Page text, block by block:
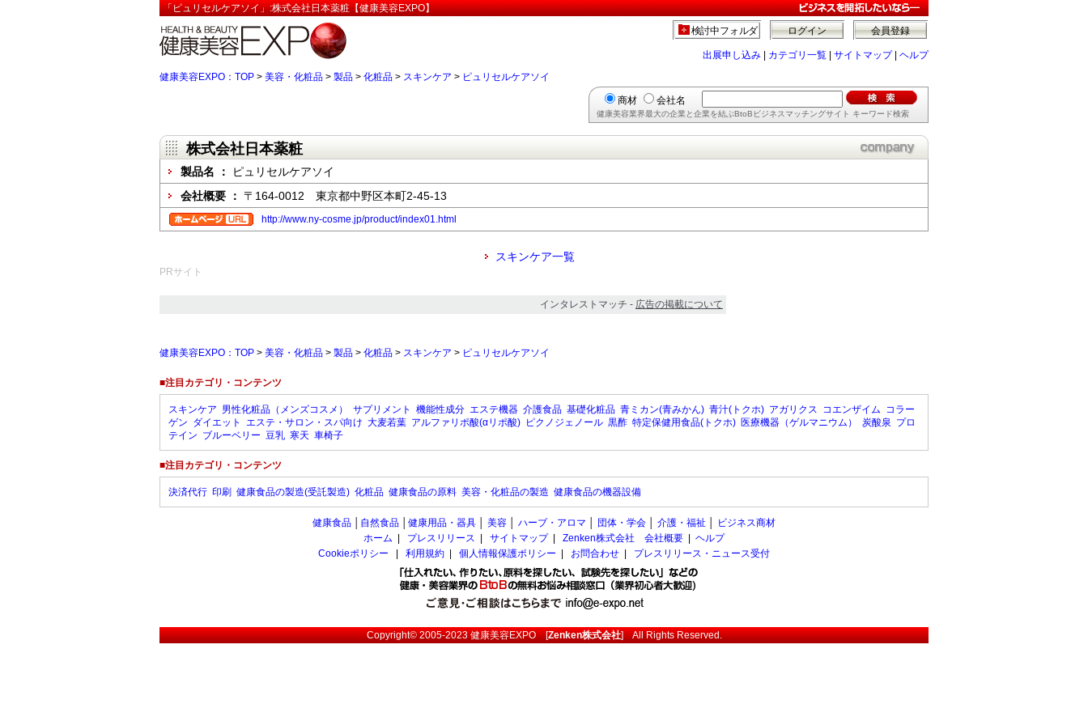
「ピュリセルケアソイ」:株式会社日本薬粧【健康美容EXPO】
会員登録
ログイン
検討中フォルダ
出展申し込み カテゴリ一覧 サイトマップ| ヘルプ
健康美容EXPO：TOP > 美容・化粧品 > 製品 > 化粧品 > スキンケア > ピュリセルケアソイ
商材 会社名
健康美容業界最大の企業と企業を結ぶBtoBビジネスマッチングサイト キーワード検索
株式会社日本薬粧
製品名 ：
ピュリセルケアソイ
会社概要 ： 〒164-0012 東京都中野区本町2-45-13
http://www.ny-cosme.jp/product/index01.html
スキンケア一覧
PRサイト
インタレストマッチ - 広告の掲載について
健康美容EXPO：TOP > 美容・化粧品 > 製品 > 化粧品 > スキンケア > ピュリセルケアソイ
■注目カテゴリ・コンテンツ
スキンケア 男性化粧品（メンズコスメ） サプリメント 機能性成分 エステ機器 介護食品 基礎化粧品 青ミカン(青みかん) 青汁(トクホ) アガリクス コエンザイム コラー
ゲン ダイエット エステ・サロン・スパ向け 大麦若葉 アルファリポ酸(αリポ酸) ピクノジェノール 黒酢 特定保健用食品(トクホ) 医療機器（ゲルマニウム） 炭酸泉 プロ
テイン ブルーベリー 豆乳 寒天 車椅子
■注目カテゴリ・コンテンツ
決済代行 印刷 健康食品の製造(受託製造) 化粧品 健康食品の原料 美容・化粧品の製造 健康食品の機器設備
健康食品 自然食品 健康用品・器具 美容 ハーブ・アロマ 団体・学会 介護・福祉
ビジネス商材
ホーム
プレスリリース サイトマップ| Zenken株式会社 会社概要
ヘルプ
Cookieポリシー
利用規約 個人情報保護ポリシー お問合わせ プレスリリース・ニュース受付
Copyright© 2005-2023健康美容EXPO[Zenken株式会社] All Rights Reserved.